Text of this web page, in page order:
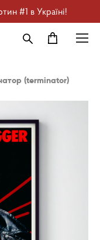
#1 в Україні!
(terminator)